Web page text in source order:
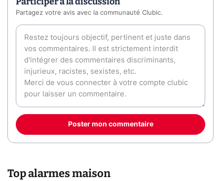
Partagez votre avis avec la communauté Clubic.
Poster mon commentaire
Top alarmes maison